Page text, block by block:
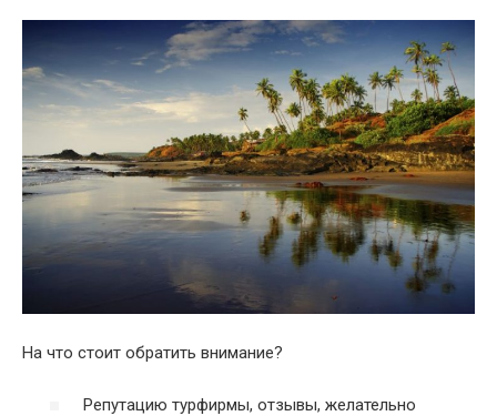
На что стоит обратить внимание?
Репутацию турфирмы, отзывы, желательно